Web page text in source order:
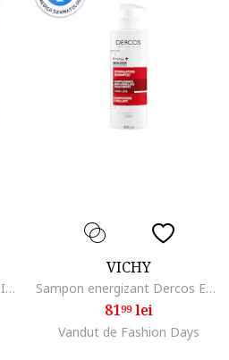
Sampon Doctor Fiterman MINOXICAPIL, 200 ml
VICHY
Sampon energizant Dercos Energy + impotriva caderii parului cu aminexil, 400 ml
8199lei
Vandut de Fashion Days